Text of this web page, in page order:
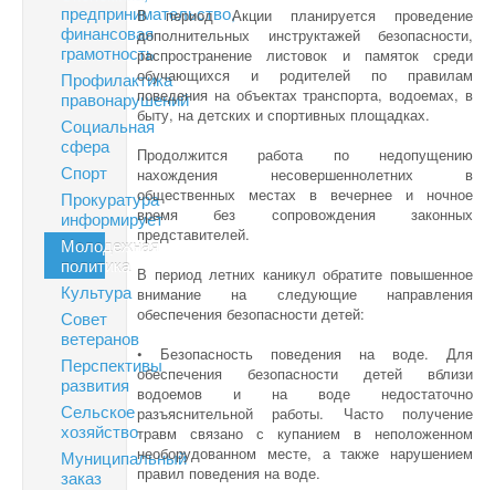
предпринимательство,
финансовая
грамотность
Профилактика
правонарушений
Социальная
сфера
Спорт
Прокуратура
информирует
Молодежная
политика
Культура
Совет
ветеранов
Перспективы
развития
Сельское
хозяйство
Муниципальный
заказ
В период Акции планируется проведение
дополнительных инструктажей безопасности,
распространение листовок и памяток среди
обучающихся и родителей по правилам
поведения на объектах транспорта, водоемах, в
быту, на детских и спортивных площадках.
Продолжится работа по недопущению
нахождения несовершеннолетних в
общественных местах в вечернее и ночное
время без сопровождения законных
представителей.
В период летних каникул обратите повышенное
внимание на следующие направления
обеспечения безопасности детей:
• Безопасность поведения на воде. Для
обеспечения безопасности детей вблизи
водоемов и на воде недостаточно
разъяснительной работы. Часто получение
травм связано с купанием в неположенном
необорудованном месте, а также нарушением
правил поведения на воде.